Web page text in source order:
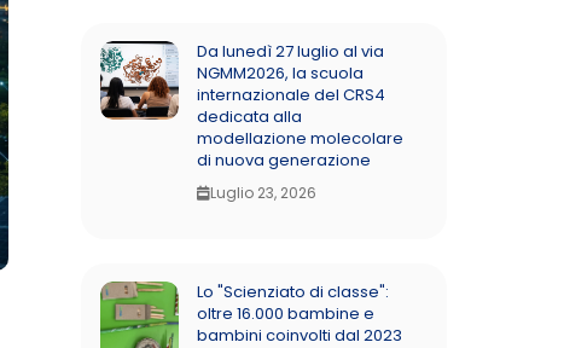
Da lunedì 27 luglio al via
NGMM2026, la scuola
internazionale del CRS4
dedicata alla
modellazione molecolare
di nuova generazione
Luglio 23, 2026
Lo "Scienziato di classe":
oltre 16.000 bambine e
bambini coinvolti dal 2023